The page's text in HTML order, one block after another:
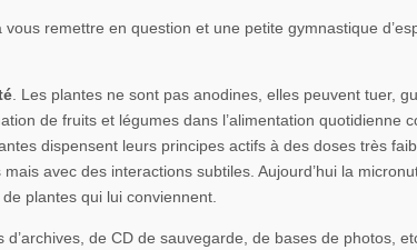
vous remettre en question et une petite gymnastique
. Les plantes ne sont pas anodines, elles peuvent tuer,
de fruits et légumes dans l’alimentation quotidienne
dispensent leurs principes actifs à des doses très
avec des interactions subtiles. Aujourd’hui la
plantes qui lui conviennent.
de CD de sauvegarde, de bases de photos,